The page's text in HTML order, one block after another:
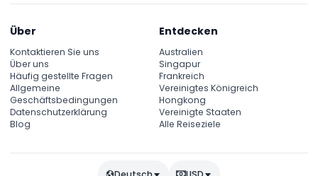
Über
Kontaktieren Sie uns
Über uns
Häufig gestellte Fragen
Allgemeine
Geschäftsbedingungen
Datenschutzerklärung
Blog
Entdecken
Australien
Singapur
Frankreich
Vereinigtes Königreich
Hongkong
Vereinigte Staaten
Alle Reiseziele